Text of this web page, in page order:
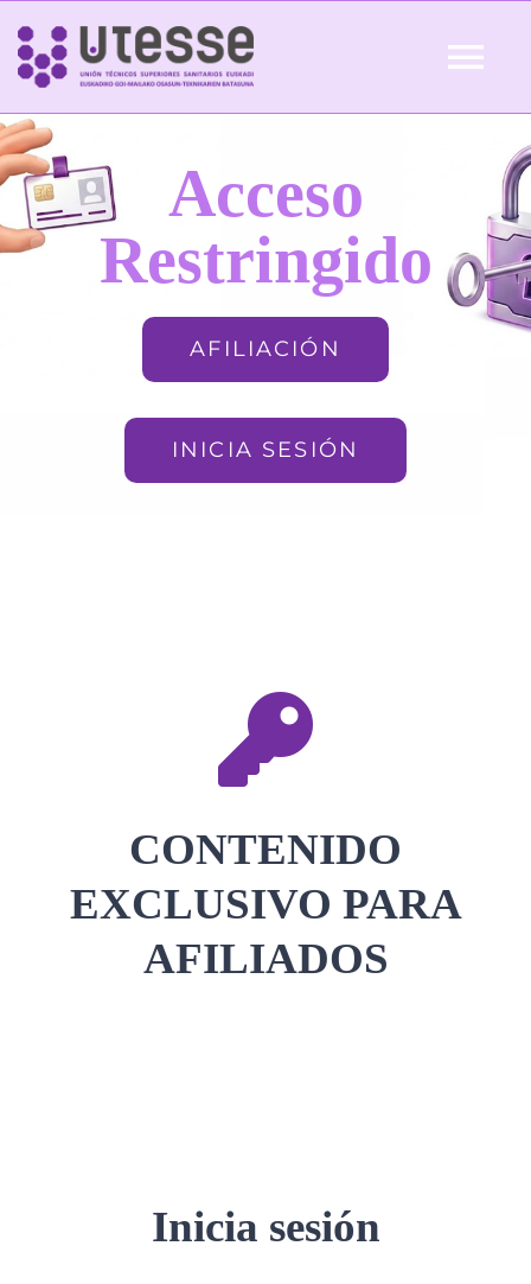
Skip
content
Inicio
QUIÉNES SOMOS Acceso
Restringido
AFILIACIÓN
INICIA SESIÓN
CONTENIDO
EXCLUSIVO PARA
AFILIADOS
Inicia sesión